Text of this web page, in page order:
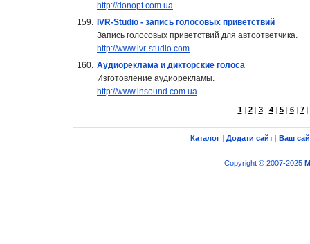
http://donopt.com.ua
159. IVR-Studio - запись голосовых приветствий
Запись голосовых приветствий для автоответчика.
http://www.ivr-studio.com
160. Аудиореклама и дикторские голоса
Изготовление аудиорекламы.
http://www.insound.com.ua
1| 2| 3| 4| 5| 6| 7|
Каталог | Додати сайт | Ваш
Copyright © 2007-2025